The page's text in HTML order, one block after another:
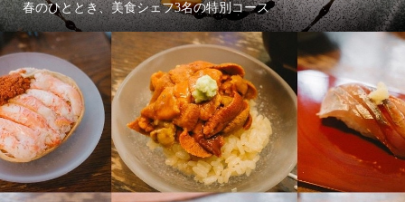
春のひととき、美食シェフ3名の特別コース